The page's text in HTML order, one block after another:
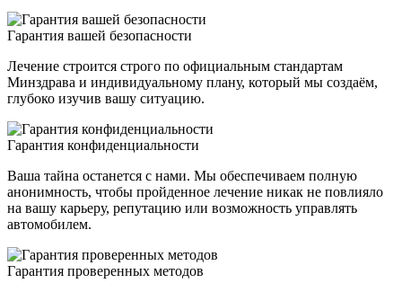
Гарантия вашей безопасности
Лечение строится строго по официальным стандартам
Минздрава и индивидуальному плану, который мы создаём,
глубоко изучив вашу ситуацию.
Гарантия конфиденциальности
Ваша тайна останется с нами. Мы обеспечиваем полную
анонимность, чтобы пройденное лечение никак не повлияло
на вашу карьеру, репутацию или возможность управлять
автомобилем.
Гарантия проверенных методов